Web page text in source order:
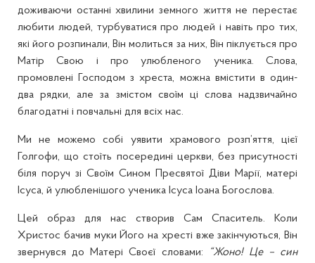
доживаючи останні хвилини земного життя не перестає
любити людей, турбуватися про людей і навіть про тих,
які його розпинали, Він молиться за них, Він піклується про
Матір Свою і про улюбленого ученика. Слова,
промовлені Господом з хреста, можна вмістити в один-
два рядки, але за змістом своїм ці слова надзвичайно
благодатні і повчальні для всіх нас.
Ми не можемо собі уявити храмового розп’яття, цієї
Голгофи, що стоїть посередині церкви, без присутності
біля поруч зі Своїм Сином Пресвятої Діви Марії, матері
Ісуса, й улюбленішого ученика Ісуса Іоана Богослова.
Цей образ для нас створив Сам Спаситель. Коли
Христос бачив муки Його на хресті вже закінчуються, Він
звернувся до Матері Своєї словами:
“Жоно! Це – син